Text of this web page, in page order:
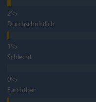
Durchschnittlich
Schlecht
Furchtbar